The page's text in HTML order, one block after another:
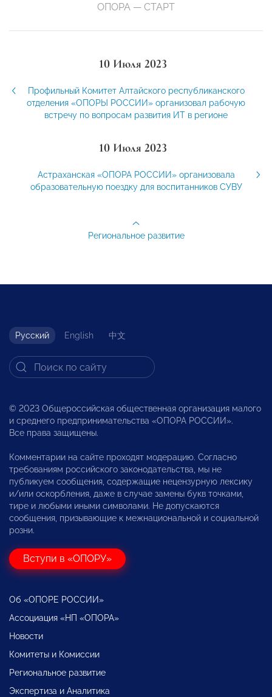
ОПОРА — СТАРТ
10 Июля 2023
Профильный Комитет Алтайского республиканского
отделения «ОПОРЫ РОССИИ» организовал рабочую
встречу по вопросам развития ИТ в регионе
10 Июля 2023
Астраханская «ОПОРА РОССИИ» организовала
образовательную поездку для воспитанников СУВУ
Региональное развитие
Русский English 中文
© 2023 Общероссийская общественная организация малого
и среднего предпринимательства «ОПОРА РОССИИ».
Все права защищены.
Комментарии на сайте проходят модерацию. Согласно
требованиям российского законодательства, мы не
публикуем сообщения, содержащие нецензурную лексику
и/или оскорбления, даже в случае замены букв точками,
тире и любыми иными символами. Не допускаются
сообщения, призывающие к межнациональной и социальной
розни.
Вступи в «ОПОРУ»
Об «ОПОРЕ РОССИИ»
Ассоциация «НП «ОПОРА»
Новости
Комитеты и Комиссии
Региональное развитие
Экспертиза и Аналитика